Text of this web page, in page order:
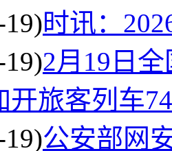
时讯：
2月19日
开旅客列车
公安部网